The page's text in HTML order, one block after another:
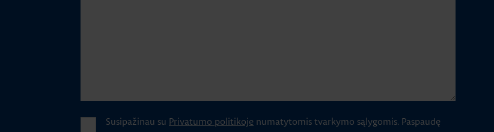
Susipažinau su Privatumo politikoje numatytomis tvarkymo sąlygomis. Paspaudę